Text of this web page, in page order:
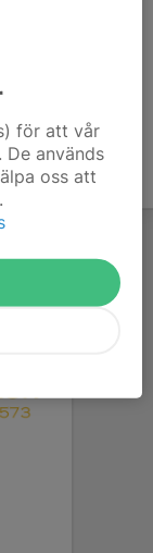
för att vår
används
oss att